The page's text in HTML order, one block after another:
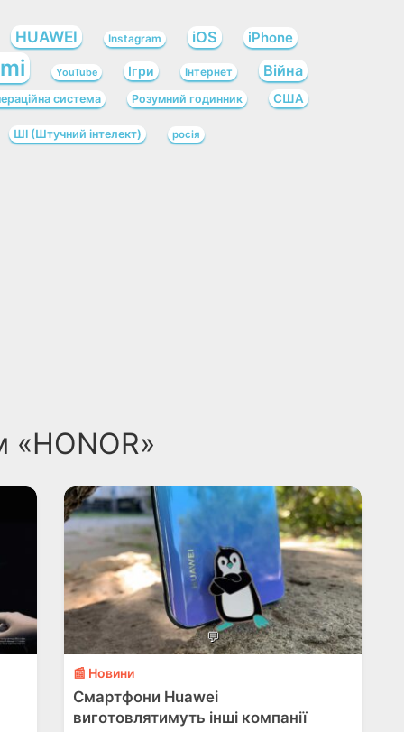
HUAWEI Instagram iOS iPhone
YouTube Ігри Інтернет Війна
система Розумний годинник США
ШІ (Штучний інтелект) росія
«HONOR»
💬
📰 Новини
Смартфони Huawei
виготовлятимуть інші компанії